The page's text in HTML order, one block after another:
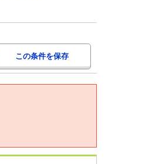
この条件を保存